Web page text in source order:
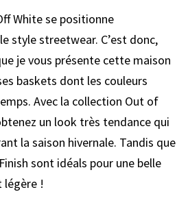
White se positionne
style streetwear. C’est donc,
je vous présente cette maison
baskets dont les couleurs
Avec la collection Out of
un look très tendance qui
la saison hivernale. Tandis que
sont idéals pour une belle
légère !